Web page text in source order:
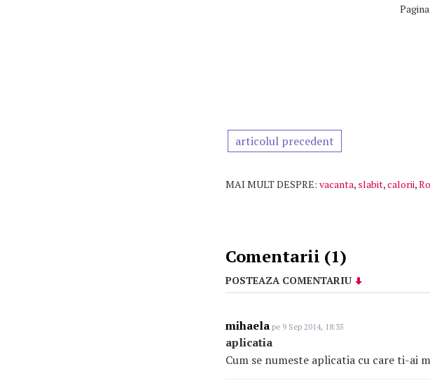
articolul precedent
MAI MULT DESPRE: vacanta, slabit,calorii,
Comentarii (1)
POSTEAZA COMENTARIU
mihaela pe 9 Sep 2014, 18:35
aplicatia
Cum se numeste aplicatia cu care ti-ai